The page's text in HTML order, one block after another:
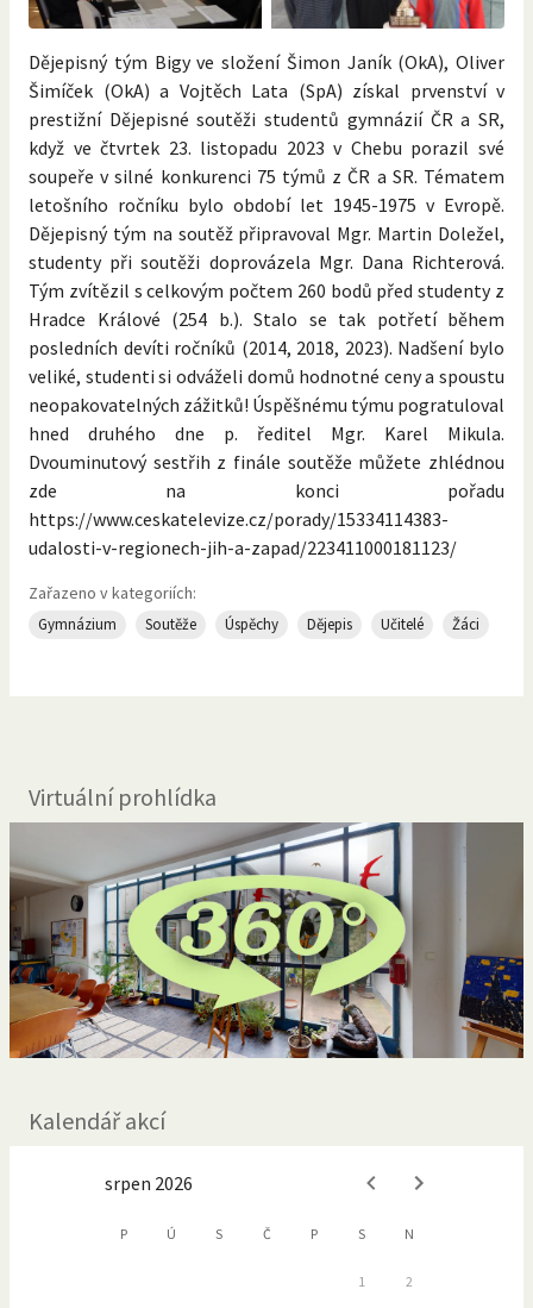
Dějepisný tým Bigy ve složení Šimon Janík (OkA), Oliver
Šimíček (OkA) a Vojtěch Lata (SpA) získal prvenství v
prestižní Dějepisné soutěži studentů gymnázií ČR a SR,
když ve čtvrtek 23. listopadu 2023 v Chebu porazil své
soupeře v silné konkurenci 75 týmů z ČR a SR. Tématem
letošního ročníku bylo období let 1945-1975 v Evropě.
Dějepisný tým na soutěž připravoval Mgr. Martin Doležel,
studenty při soutěži doprovázela Mgr. Dana Richterová.
Tým zvítězil s celkovým počtem 260 bodů před studenty z
Hradce Králové (254 b.). Stalo se tak potřetí během
posledních devíti ročníků (2014, 2018, 2023). Nadšení bylo
veliké, studenti si odváželi domů hodnotné ceny a spoustu
neopakovatelných zážitků! Úspěšnému týmu pogratuloval
hned druhého dne p. ředitel Mgr. Karel Mikula.
Dvouminutový sestřih z finále soutěže můžete zhlédnou
zde na konci pořadu
https://www.ceskatelevize.cz/porady/15334114383-
udalosti-v-regionech-jih-a-zapad/223411000181123/
Zařazeno v kategoriích:
Gymnázium Soutěže Úspěchy Dějepis Učitelé Žáci
Virtuální prohlídka
Kalendář akcí
srpen 2026
P Ú S Č P S N
1 2